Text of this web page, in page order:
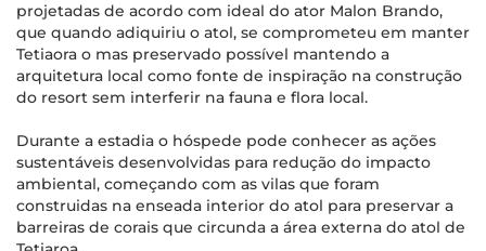
projetadas de acordo com ideal do ator Malon Brando,
que quando adiquiriu o atol, se comprometeu em manter
Tetiaora o mas preservado possível mantendo a
arquitetura local como fonte de inspiração na construção
do resort sem interferir na fauna e flora local.
Durante a estadia o hóspede pode conhecer as ações
sustentáveis desenvolvidas para redução do impacto
ambiental, começando com as vilas que foram
construidas na enseada interior do atol para preservar a
barreiras de corais que circunda a área externa do atol de